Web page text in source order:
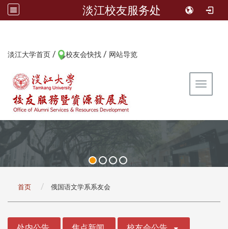
淡江校友服务处
淡江大学首页 / 校友会快找 / 网站导览
Toggle
首页 俄国语文学系系友会